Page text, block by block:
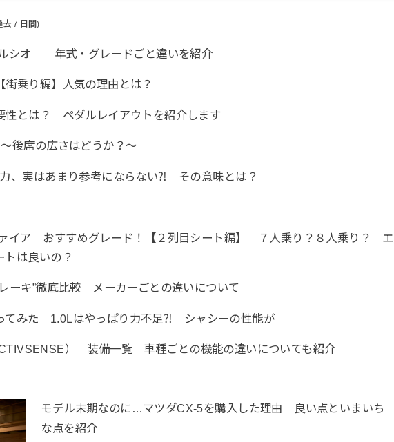
去 7 日間)
ルシオ 年式・グレードごと違いを紹介
乗り編】人気の理由とは？
性とは？ ペダルレイアウトを紹介します
後席の広さはどうか？～
、実はあまり参考にならない⁈ その意味とは？
イア おすすめグレード！【２列目シート編】 ７人乗り？８人乗り？ エ
トは良いの？
ーキ”徹底比較 メーカーごとの違いについて
てみた 1.0Lはやっぱり力不足⁈ シャシーの性能が
） 装備一覧 車種ごとの機能の違いについても紹介
モデル末期なのに…マツダCX-5を購入した理由 良い点といまいち
な点を紹介